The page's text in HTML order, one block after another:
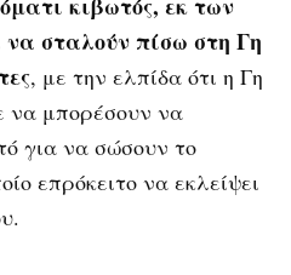
σταλούν πίσω στη Γη
, με την ελπίδα ότι η Γη
να μπορέσουν να
για να σώσουν το
επρόκειτο να εκλείψει